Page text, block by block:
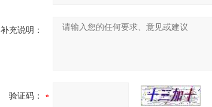
补充说明：
验证码：